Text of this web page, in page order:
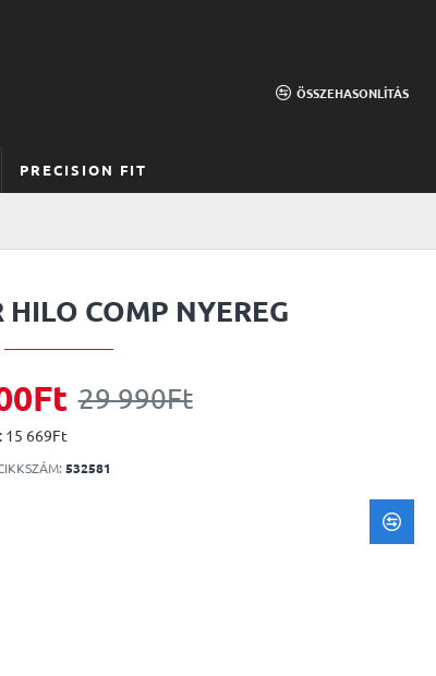
ÖSSZEHASONLÍTÁS
PRECISION FIT
HILO COMP NYEREG
29 990Ft
15 669Ft
532581